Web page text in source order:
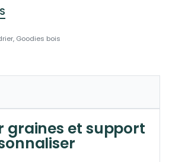
, Goodies bois
graines et support